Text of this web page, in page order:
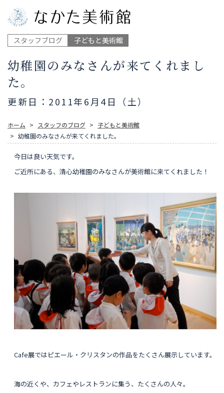
スタッフブログ 子どもと美術館
幼稚園のみなさんが来てくれまし
た。
更新日：2011年6月4日（土）
ホーム スタッフのブログ
子どもと美術館
幼稚園のみなさんが来てくれました。
今日は良い天気です。
ご近所にある、清心幼稚園のみなさんが美術館に来てくれました！
Cafe展ではピエール・クリスタンの作品をたくさん展示しています。
海の近くや、カフェやレストランに集う、たくさんの人々。